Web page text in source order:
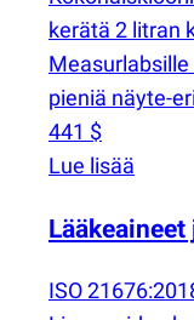
kerätä 2 litran
pieniä näyte-
441 $
Lue lisää
ISO